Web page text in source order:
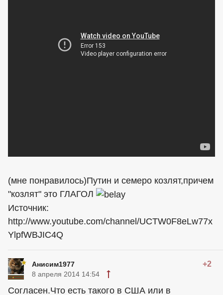
(мне понравилось)Путин и семеро козлят,причем
"козлят" это ГЛАГОЛ
Источник:
http://www.youtube.com/channel/UCTW0F8eLw77x
YlpfWBJIC4Q
Анисим1977 +2
8 апреля 2014 14:54
Согласен.Что есть такого в США или в